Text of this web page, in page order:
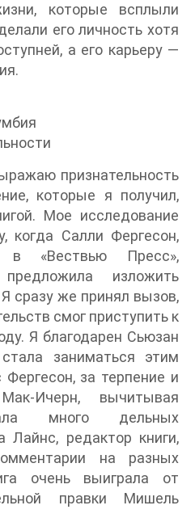
которые всплыли
его личность хотя
а его карьеру —
признательность
которые я получил,
Мое исследование
когда Салли Фергесон,
в «Вествью Пресс»,
изложить
сразу же принял вызов,
смог приступить к
Я благодарен Сьюзан
заниматься этим
за терпение и
Ичерн, вычитывая
много дельных
Лайнс, редактор книги,
на разных
очень выиграла от
правки Мишель